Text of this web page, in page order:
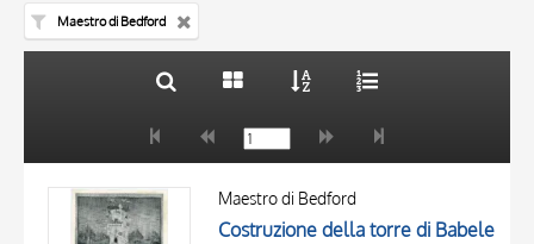
Maestro di Bedford
AUTHOR
LOCATION
20 RESULTS
Maestro di Bedford
Costruzione della torre di Babele